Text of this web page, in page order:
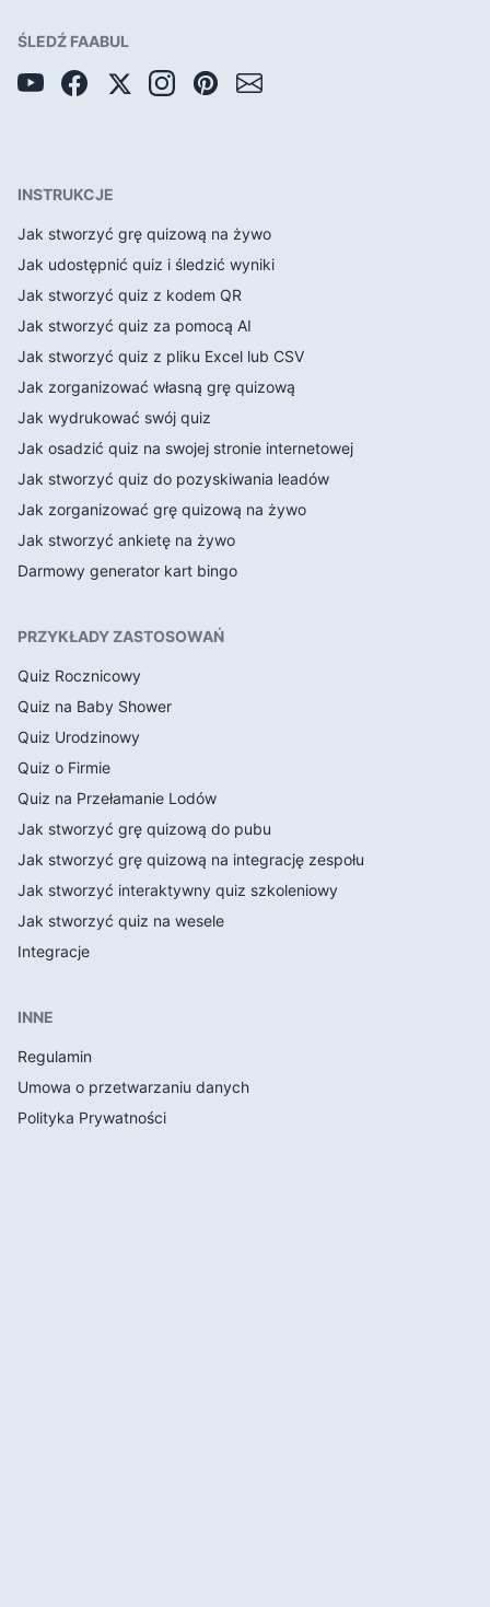
ŚLEDŹ FAABUL
INSTRUKCJE
Jak stworzyć grę quizową na żywo
Jak udostępnić quiz i śledzić wyniki
Jak stworzyć quiz z kodem QR
Jak stworzyć quiz za pomocą AI
Jak stworzyć quiz z pliku Excel lub CSV
Jak zorganizować własną grę quizową
Jak wydrukować swój quiz
Jak osadzić quiz na swojej stronie internetowej
Jak stworzyć quiz do pozyskiwania leadów
Jak zorganizować grę quizową na żywo
Jak stworzyć ankietę na żywo
Darmowy generator kart bingo
PRZYKŁADY ZASTOSOWAŃ
Quiz Rocznicowy
Quiz na Baby Shower
Quiz Urodzinowy
Quiz o Firmie
Quiz na Przełamanie Lodów
Jak stworzyć grę quizową do pubu
Jak stworzyć grę quizową na integrację zespołu
Jak stworzyć interaktywny quiz szkoleniowy
Jak stworzyć quiz na wesele
Integracje
INNE
Regulamin
Umowa o przetwarzaniu danych
Polityka Prywatności